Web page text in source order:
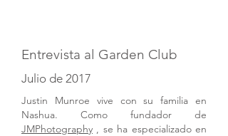
Entrevista al Garden Club
Julio de 2017
Justin Munroe vive con su familia en
Nashua. Como fundador de
JMPhotography , se ha especializado en